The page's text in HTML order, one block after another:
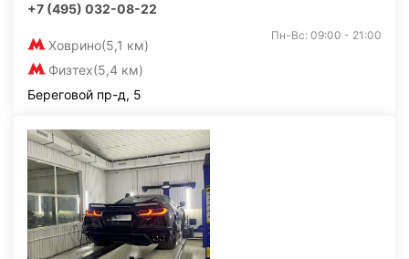
+7 (495) 032-08-22
Ховрино(5,1 км)
Физтех(5,4 км)
Пн-Вс: 09:00 - 21:00
Береговой пр-д, 5